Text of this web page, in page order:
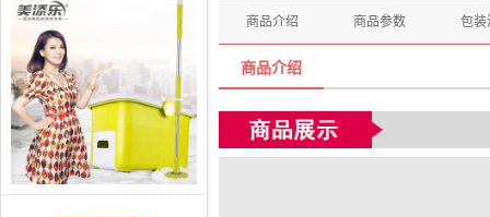
商品介绍 商品参数 包装
商品介绍